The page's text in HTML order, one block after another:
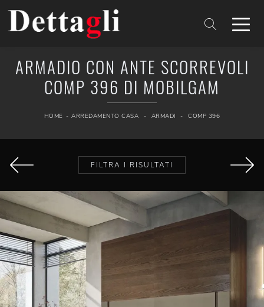
ARMADIO CON ANTE SCORREVOLI
COMP 396 DI MOBILGAM
HOME - ARREDAMENTO CASA - ARMADI - COMP 396
FILTRA I RISULTATI